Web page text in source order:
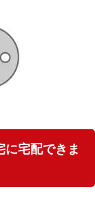
宅配できま